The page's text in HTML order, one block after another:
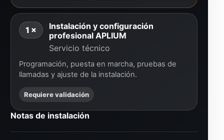
1 ×
Instalación y configuración
profesional APLIUM
Servicio técnico
Programación, puesta en marcha, pruebas de
llamadas y ajuste de la instalación.
Requiere validación
Notas de instalación